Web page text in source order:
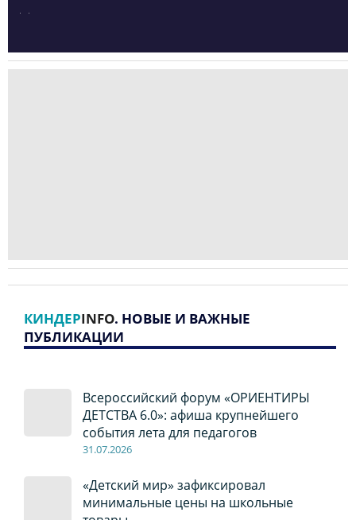
КИНДЕРINFO. НОВЫЕ И ВАЖНЫЕ
ПУБЛИКАЦИИ
Всероссийский форум «ОРИЕНТИРЫ
ДЕТСТВА 6.0»: афиша крупнейшего
события лета для педагогов
31.07.2026
«Детский мир» зафиксировал
минимальные цены на школьные